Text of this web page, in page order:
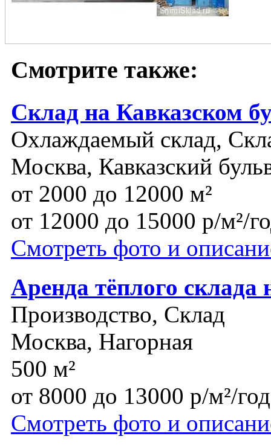
Смотрите также:
Склад на Кавказском
Охлаждаемый склад,
Москва, Кавказский
от 2000 до 12000 м²
от 12000 до 15000 р/м²/
Смотреть фото и
Аренда тёплого склада
Производство, Склад
Москва, Нагорная
500 м²
от 8000 до 13000 р/м²/год
Смотреть фото и